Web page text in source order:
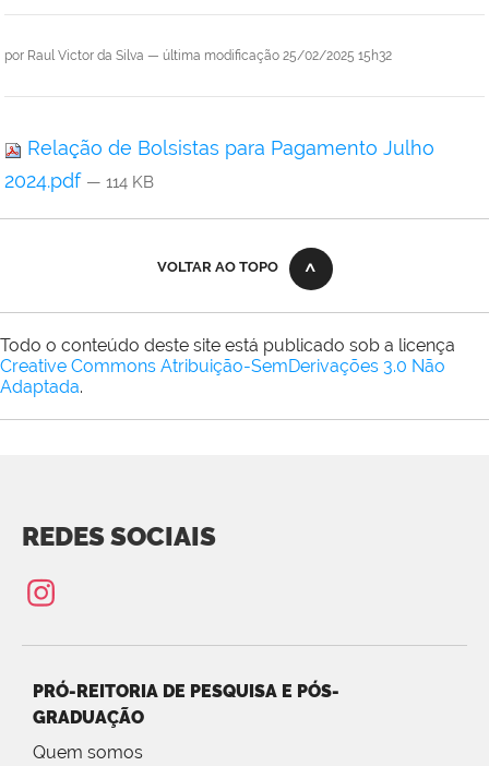
por Raul Victor da Silva — última modificação 25/02/2025 15h32
Relação de Bolsistas para Pagamento Julho
2024.pdf — 114 KB
VOLTAR AO TOPO
Todo o conteúdo deste site está publicado sob a licença
Creative Commons Atribuição-SemDerivações 3.0 Não
Adaptada.
REDES SOCIAIS
PRÓ-REITORIA DE PESQUISA E PÓS-
GRADUAÇÃO
Quem somos